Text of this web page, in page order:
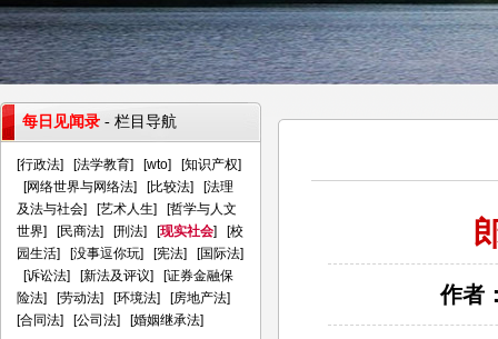
作者
每日见闻录 - 栏目导航
[行政法] [法学教育] [wto] [知识产权]
[网络世界与网络法] [比较法] [法理
及法与社会] [艺术人生] [哲学与人文
世界] [民商法] [刑法] [现实社会] [校
园生活] [没事逗你玩] [宪法] [国际法]
[诉讼法] [新法及评议] [证券金融保
险法] [劳动法] [环境法] [房地产法]
[合同法] [公司法] [婚姻继承法]